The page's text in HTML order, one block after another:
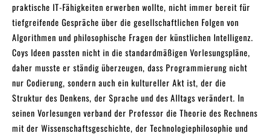
praktische IT-Fähigkeiten erwerben wollte, nicht immer bereit für
tiefgreifende Gespräche über die gesellschaftlichen Folgen von
Algorithmen und philosophische Fragen der künstlichen Intelligenz.
Coys Ideen passten nicht in die standardmäßigen Vorlesungspläne,
daher musste er ständig überzeugen, dass Programmierung nicht
nur Codierung, sondern auch ein kultureller Akt ist, der die
Struktur des Denkens, der Sprache und des Alltags verändert. In
seinen Vorlesungen verband der Professor die Theorie des Rechnens
mit der Wissenschaftsgeschichte, der Technologiephilosophie und